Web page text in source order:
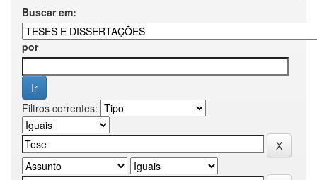
Buscar em:
por
Filtros correntes: